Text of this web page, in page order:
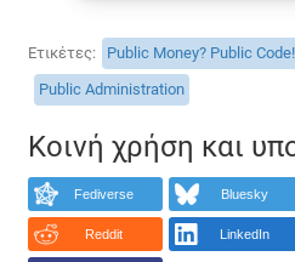
Ετικέτες Public Money? Public Code!
Public Administration
Κοινή χρήση και
Fediverse Bluesky
Reddit LinkedIn